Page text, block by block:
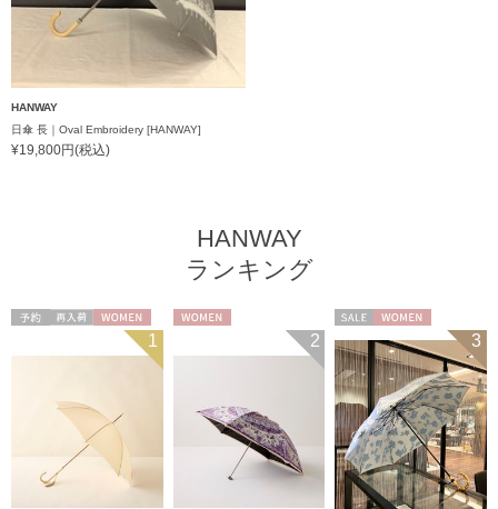
HANWAY
日傘 長｜Oval Embroidery [HANWAY]
¥19,800円(税込)
HANWAY
ランキング
WOMEN 1 2 3